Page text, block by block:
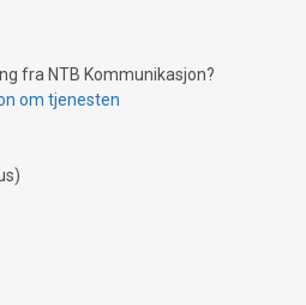
fra NTB Kommunikasjon?
om tjenesten